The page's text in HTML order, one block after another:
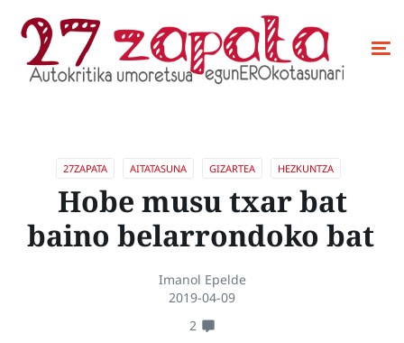
27ZAPATA AITATASUNA GIZARTEA HEZKUNTZA
Hobe musu txar bat
baino belarrondoko bat
Imanol Epelde
2019-04-09
2